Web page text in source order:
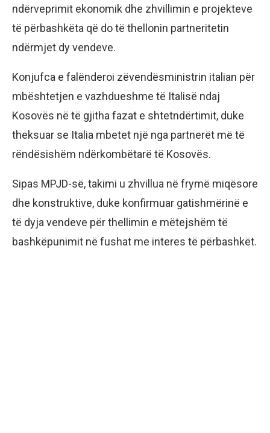
ndërveprimit ekonomik dhe zhvillimin e projekteve
të përbashkëta që do të thellonin partneritetin
ndërmjet dy vendeve.
Konjufca e falënderoi zëvendësministrin italian për
mbështetjen e vazhdueshme të Italisë ndaj
Kosovës në të gjitha fazat e shtetndërtimit, duke
theksuar se Italia mbetet një nga partnerët më të
rëndësishëm ndërkombëtarë të Kosovës.
Sipas MPJD-së, takimi u zhvillua në frymë miqësore
dhe konstruktive, duke konfirmuar gatishmërinë e
të dyja vendeve për thellimin e mëtejshëm të
bashkëpunimit në fushat me interes të përbashkët.